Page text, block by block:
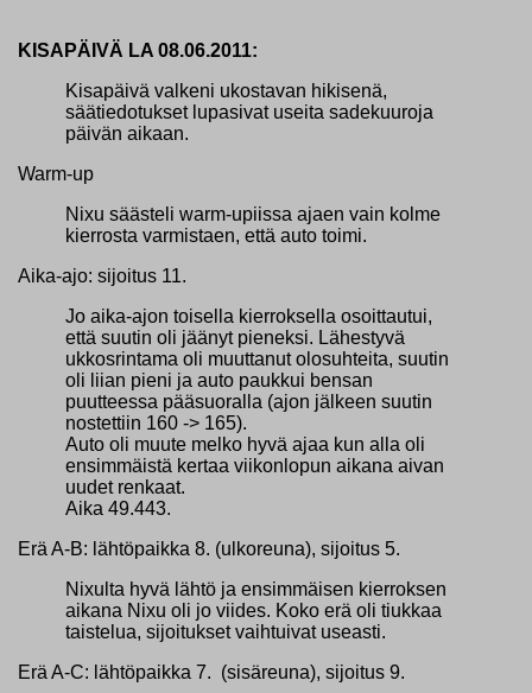
KISAPÄIVÄ LA 08.06.2011:
Kisapäivä valkeni ukostavan hikisenä,
säätiedotukset lupasivat useita sadekuuroja
päivän aikaan.
Warm-up
Nixu säästeli warm-upiissa ajaen vain kolme
kierrosta varmistaen, että auto toimi.
Aika-ajo: sijoitus 11.
Jo aika-ajon toisella kierroksella osoittautui,
että suutin oli jäänyt pieneksi. Lähestyvä
ukkosrintama oli muuttanut olosuhteita, suutin
oli liian pieni ja auto paukkui bensan
puutteessa pääsuoralla (ajon jälkeen suutin
nostettiin 160 -> 165).
Auto oli muute melko hyvä ajaa kun alla oli
ensimmäistä kertaa viikonlopun aikana aivan
uudet renkaat.
Aika 49.443.
Erä A-B: lähtöpaikka 8. (ulkoreuna), sijoitus 5.
Nixulta hyvä lähtö ja ensimmäisen kierroksen
aikana Nixu oli jo viides. Koko erä oli tiukkaa
taistelua, sijoitukset vaihtuivat useasti.
Erä A-C: lähtöpaikka 7. (sisäreuna), sijoitus 9.